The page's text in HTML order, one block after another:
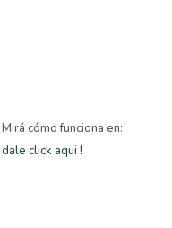
Mirá cómo funciona en:
dale click aqui !